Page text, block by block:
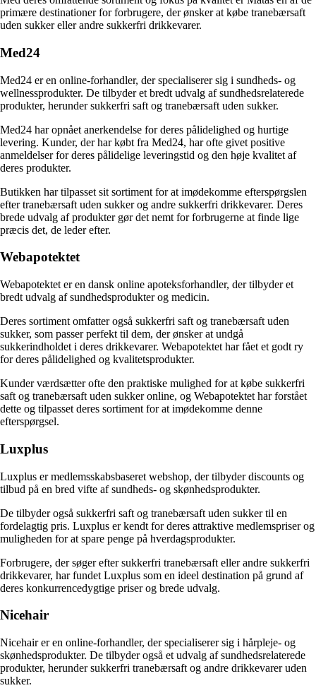
primære destinationer for forbrugere, der ønsker at købe tranebærsaft
uden sukker eller andre sukkerfri drikkevarer.
Med24
Med24 er en online-forhandler, der specialiserer sig i sundheds- og
wellnessprodukter. De tilbyder et bredt udvalg af sundhedsrelaterede
produkter, herunder sukkerfri saft og tranebærsaft uden sukker.
Med24 har opnået anerkendelse for deres pålidelighed og hurtige
levering. Kunder, der har købt fra Med24, har ofte givet positive
anmeldelser for deres pålidelige leveringstid og den høje kvalitet af
deres produkter.
Butikken har tilpasset sit sortiment for at imødekomme efterspørgslen
efter tranebærsaft uden sukker og andre sukkerfri drikkevarer. Deres
brede udvalg af produkter gør det nemt for forbrugerne at finde lige
præcis det, de leder efter.
Webapotektet
Webapotektet er en dansk online apoteksforhandler, der tilbyder et
bredt udvalg af sundhedsprodukter og medicin.
Deres sortiment omfatter også sukkerfri saft og tranebærsaft uden
sukker, som passer perfekt til dem, der ønsker at undgå
sukkerindholdet i deres drikkevarer. Webapotektet har fået et godt ry
for deres pålidelighed og kvalitetsprodukter.
Kunder værdsætter ofte den praktiske mulighed for at købe sukkerfri
saft og tranebærsaft uden sukker online, og Webapotektet har forstået
dette og tilpasset deres sortiment for at imødekomme denne
efterspørgsel.
Luxplus
Luxplus er medlemsskabsbaseret webshop, der tilbyder discounts og
tilbud på en bred vifte af sundheds- og skønhedsprodukter.
De tilbyder også sukkerfri saft og tranebærsaft uden sukker til en
fordelagtig pris. Luxplus er kendt for deres attraktive medlemspriser og
muligheden for at spare penge på hverdagsprodukter.
Forbrugere, der søger efter sukkerfri tranebærsaft eller andre sukkerfri
drikkevarer, har fundet Luxplus som en ideel destination på grund af
deres konkurrencedygtige priser og brede udvalg.
Nicehair
Nicehair er en online-forhandler, der specialiserer sig i hårpleje- og
skønhedsprodukter. De tilbyder også et udvalg af sundhedsrelaterede
produkter, herunder sukkerfri tranebærsaft og andre drikkevarer uden
sukker.